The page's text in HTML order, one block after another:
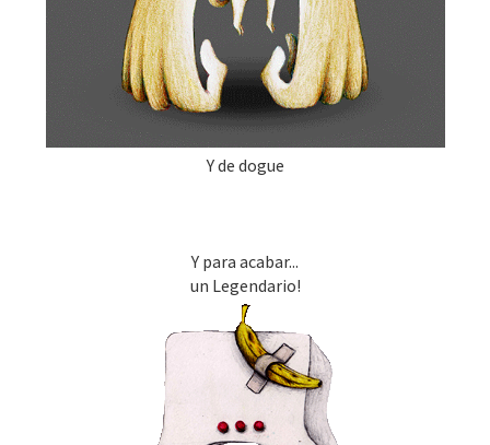
Y de dogue
Y para acabar...
un Legendario!